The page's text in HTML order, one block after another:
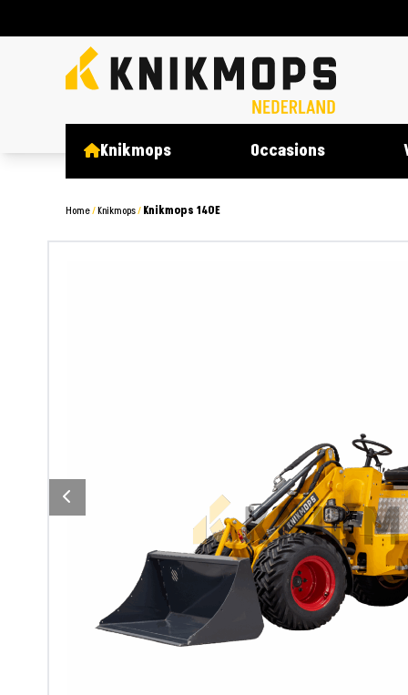
Knikmops Occasions
Home/Knikmops/Knikmops 140E